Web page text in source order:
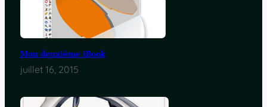
Mon deuxième iBook
juillet 16, 2015